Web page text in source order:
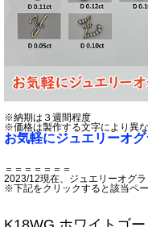
※納期は３週間程度
※価格は製作する文字により異
お気軽にジュエリーオ
＝＝＝＝＝＝＝
2023/12現在、ジュエリーオグ
※下記をクリックすると該当ペ